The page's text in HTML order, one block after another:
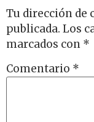
Tu dirección de
publicada. Los
marcados con *
Comentario *